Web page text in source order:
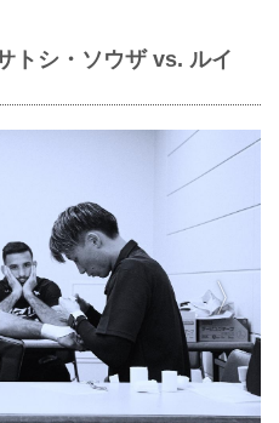
トシ・ソウザ vs. ルイ